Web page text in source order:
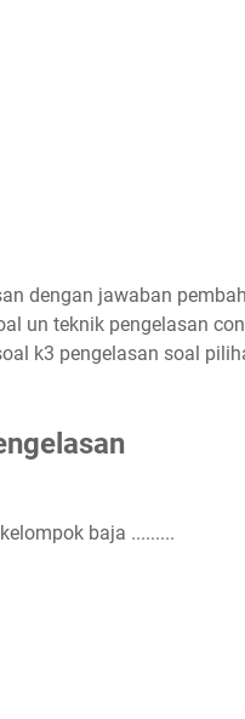
dengan jawaban
un teknik pengelasan
k3 pengelasan soal
baja .........